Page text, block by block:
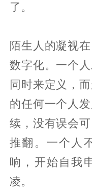
了。
陌生人的凝视
数字化。一个
同时来定义，
的任何一个人
续，没有误会
推翻。一个人
响，开始自我
凌。